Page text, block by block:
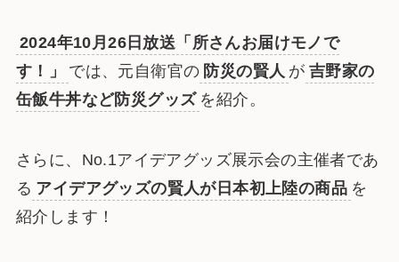
2024年10月26日放送「所さんお届けモノで
す！」
では、元自衛官の 防災の賢人 が 吉野家の
缶飯牛丼など防災グッズ を紹介。
さらに、No.1アイデアグッズ展示会の主催者であ
る アイデアグッズの賢人が日本初上陸の商品 を
紹介します！